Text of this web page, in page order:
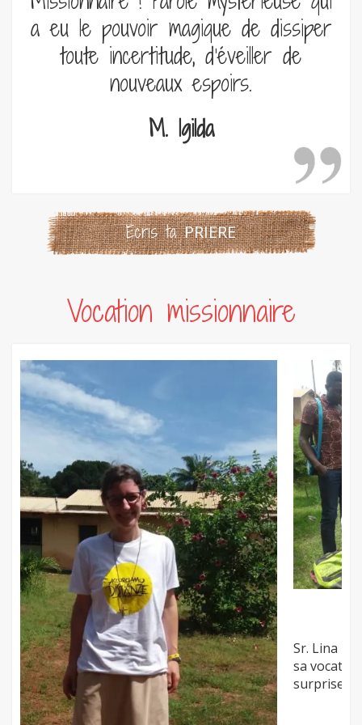
a eu le pouvoir magique de dissiper
toute incertitude, d’éveiller de
nouveaux espoirs.
M. Igilda
Ecris taPRIERE
Vocation missionnaire
Sr. Lina Baroi
Sr. Lina Baroi, bengali, nous raconte l'histoire de
sa vocation, peut-être un peu étonnante…les
surprises que Dieu fait !